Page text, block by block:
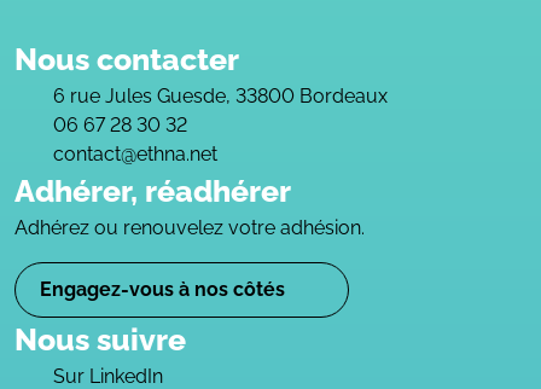
Nous contacter
6 rue Jules Guesde, 33800 Bordeaux
06 67 28 30 32
contact@ethna.net
Adhérer, réadhérer
Adhérez ou renouvelez votre adhésion.
Engagez-vous à nos côtés
Nous suivre
Sur LinkedIn